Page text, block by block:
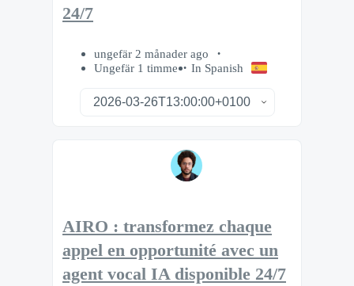
24/7
ungefär 2 månader ago
Ungefär 1 timme
In Spanish
AIRO : transformez chaque
appel en opportunité avec un
agent vocal IA disponible 24/7